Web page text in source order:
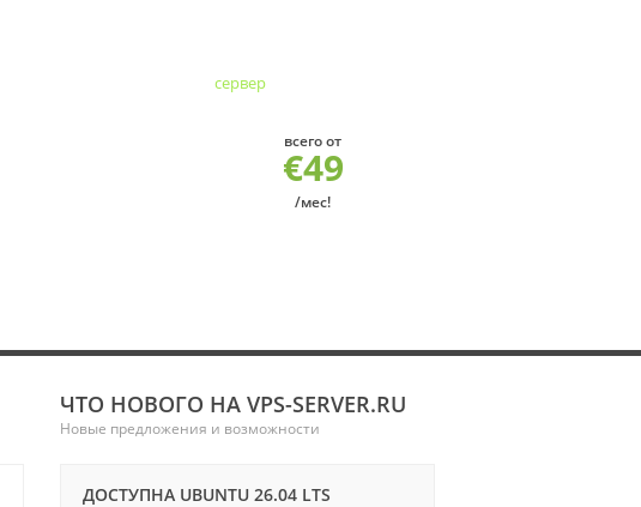
сервер
всего от
€49
/мес!
ЧТО НОВОГО НА VPS-SERVER.RU
Новые предложения и возможности
ДОСТУПНА UBUNTU 26.04 LTS